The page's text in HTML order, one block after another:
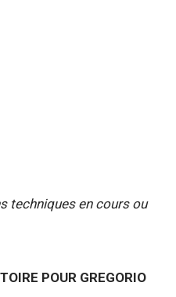
techniques en cours ou
POUR GREGORIO